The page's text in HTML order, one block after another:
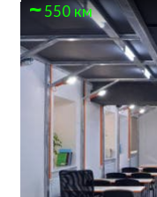
550 км